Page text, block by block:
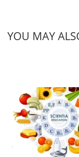
YOU MAY